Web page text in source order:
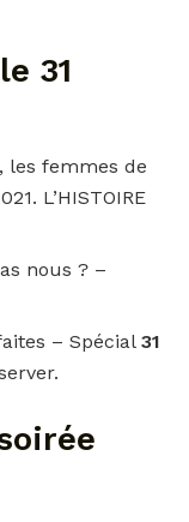
31
les femmes de
L’HISTOIRE
nous ? –
– Spécial31